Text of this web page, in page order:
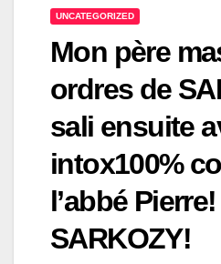
UNCATEGORIZED
Mon père
ordres de
sali ensuite
intox100%
l’abbé
SARKOZY!